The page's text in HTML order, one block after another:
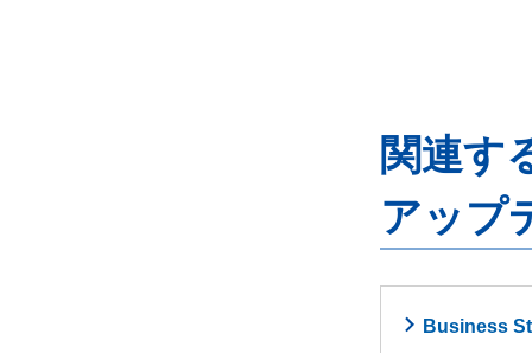
関連す
アップ
Business